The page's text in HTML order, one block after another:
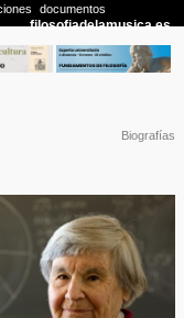
Biografías